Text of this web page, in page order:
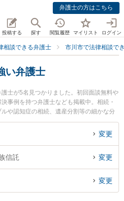
弁護士の方はこちら
投稿する 探す 閲覧履歴 マイリスト ログイン
相談できる弁護士 市川市で法律相談で
い弁護士
士が5名見つかりました。初回面談無料や
事例を持つ弁護士なども掲載中。相続・
や認知症の相続、遺産分割等の細かな分
特にアトラス綜合法律事務所の本宮 秀樹
郷弁護士、弁護士法人リーガルプラス 市川
のトラブル解決の実績豊富な近くの弁護
族信託を法律相談できる市川市内の弁護
相談者さんにおすすめです。
変更
信託 変更
変更